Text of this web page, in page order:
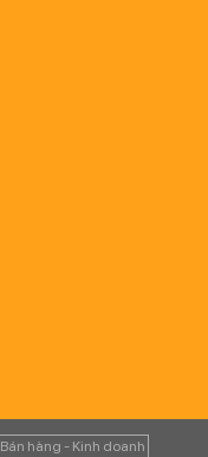
Bán hàng - Kinh doanh